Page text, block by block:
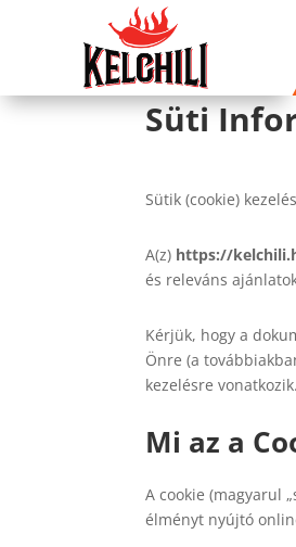
Süti
Sütik (cookie)
A(z) https://
és releváns
Kérjük, hogy a
Önre (a
kezelésre vonatkozik.
Mi az a
A cookie (magyarul
élményt nyújtó